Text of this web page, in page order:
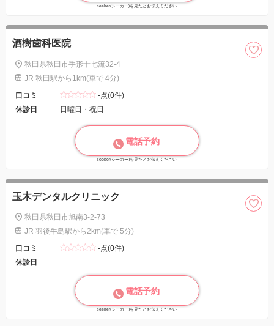
seeker(シーカー)を見たとお伝えください
酒樹歯科医院
秋田県秋田市手形十七流32-4
JR 秋田駅から1km(車で 4分)
口コミ
-点(0件)
休診日
日曜日・祝日
電話予約
seeker(シーカー)を見たとお伝えください
玉木デンタルクリニック
秋田県秋田市旭南3-2-73
JR 羽後牛島駅から2km(車で 5分)
口コミ
-点(0件)
休診日
電話予約
seeker(シーカー)を見たとお伝えください